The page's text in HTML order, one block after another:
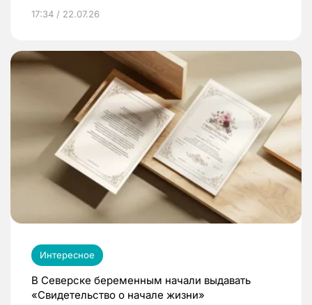
17:34 / 22.07.26
Интересное
В Северске беременным начали выдавать
«Свидетельство о начале жизни»